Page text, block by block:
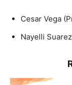
Cesar Vega
Nayelli